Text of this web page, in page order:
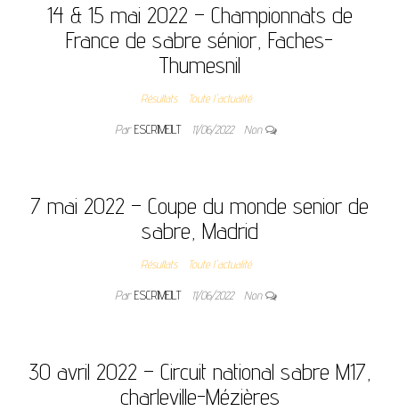
14 & 15 mai 2022 – Championnats de
France de sabre sénior, Faches-
Thumesnil
Résultats Toute l'actualité
ParESCRIMEJLT 11/06/2022 Non
7 mai 2022 – Coupe du monde senior de
sabre, Madrid
Résultats Toute l'actualité
ParESCRIMEJLT 11/06/2022 Non
30 avril 2022 – Circuit national sabre M17,
charleville-Mézières